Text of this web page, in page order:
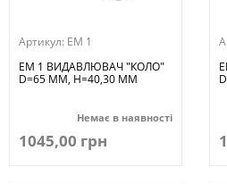
Артикул: EM 1
EM 1 ВИДАВЛЮВАЧ "КОЛО"
D=65 MM, H=40,30 MM
Немає в наявності
1045,00 грн